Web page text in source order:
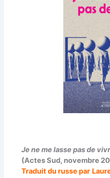
Je ne me lasse pas de
(Actes Sud, novembre
Traduit du russe par